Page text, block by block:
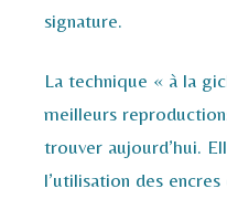
signature.
La technique « à la
meilleurs
trouver aujourd’hui.
l’utilisation des